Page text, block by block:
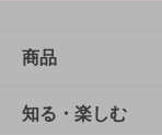
商品
商品TOP
知る・楽しむ